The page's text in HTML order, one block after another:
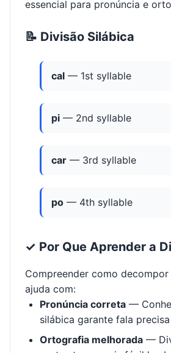
essencial para pronúncia e
📝 Divisão Silábica
cal — 1st syllable
pi — 2nd syllable
car — 3rd syllable
po — 4th syllable
✓ Por Que Aprender a
Compreender como decompor
ajuda com:
Pronúncia correta —
silábica garante fala precisa
Ortografia melhorada —